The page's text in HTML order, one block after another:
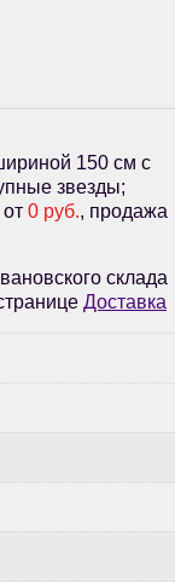
150 см с
звезды;
0 руб., продажа
склада
Доставка